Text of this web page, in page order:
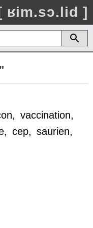
ʁim.sɔ.lid ]
, vaccination,
, cep, saurien,